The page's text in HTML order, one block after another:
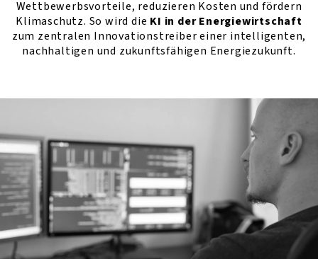
Wettbewerbsvorteile, reduzieren Kosten und fördern
Klimaschutz. So wird die KI in der Energiewirtschaft
zum zentralen Innovationstreiber einer intelligenten,
nachhaltigen und zukunftsfähigen Energiezukunft.